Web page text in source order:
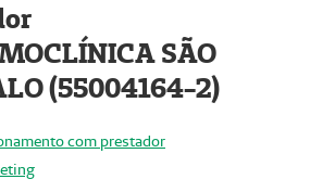
SÃO
(55004164-2)
com prestador